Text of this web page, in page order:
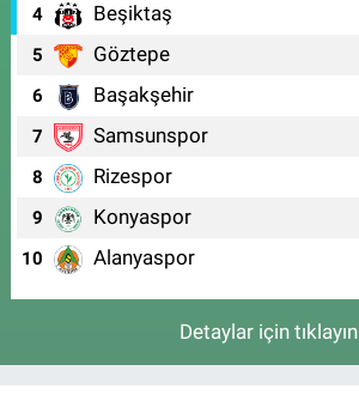
4 Beşiktaş
5 Göztepe
6 Başakşehir
7 Samsunspor
8 Rizespor
9 Konyaspor
10 Alanyaspor
Detaylar için tıklayın